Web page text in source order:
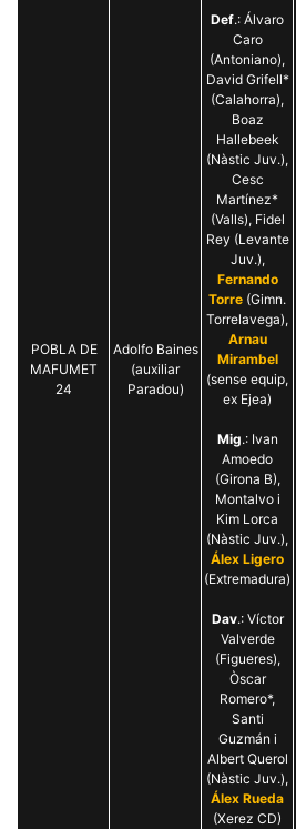
POBLA DE
MAFUMET
24
Adolfo Baines
(auxiliar
Paradou)
Def.: Álvaro
Caro
(Antoniano),
David Grifell*
(Calahorra),
Boaz
Hallebeek
(Nàstic Juv.),
Cesc
Martínez*
(Valls), Fidel
Rey (Levante
Juv.),
Fernando
Torre (Gimn.
Torrelavega),
Arnau
Mirambel
(sense equip,
ex Ejea)
Mig.: Ivan
Amoedo
(Girona B),
Montalvo i
Kim Lorca
(Nàstic Juv.),
Álex Ligero
(Extremadura)
Dav.: Víctor
Valverde
(Figueres),
Òscar
Romero*,
Santi
Guzmán i
Albert Querol
(Nàstic Juv.),
Álex Rueda
(Xerez CD)